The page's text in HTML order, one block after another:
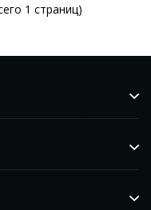
1 страниц)